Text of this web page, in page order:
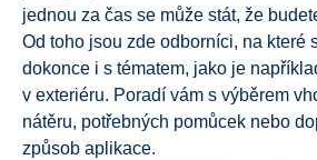
jednou za čas se může stát, že
Od toho jsou zde odborníci, na které
dokonce i s tématem, jako je
v exteriéru. Poradí vám s výběrem
nátěru, potřebných pomůcek nebo
způsob aplikace.